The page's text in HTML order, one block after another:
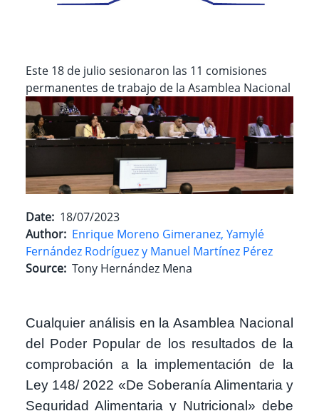
Este 18 de julio sesionaron las 11 comisiones
permanentes de trabajo de la Asamblea Nacional
Date 18/07/2023
Author Enrique Moreno Gimeranez, Yamylé
Fernández Rodríguez y Manuel Martínez Pérez
Source Tony Hernández Mena
Cualquier análisis en la Asamblea Nacional
del Poder Popular de los resultados de la
comprobación a la implementación de la
Ley 148/ 2022 «De Soberanía Alimentaria y
Seguridad Alimentaria y Nutricional» debe